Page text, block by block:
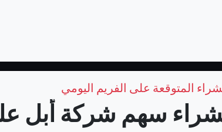
سهم شركة أبل على